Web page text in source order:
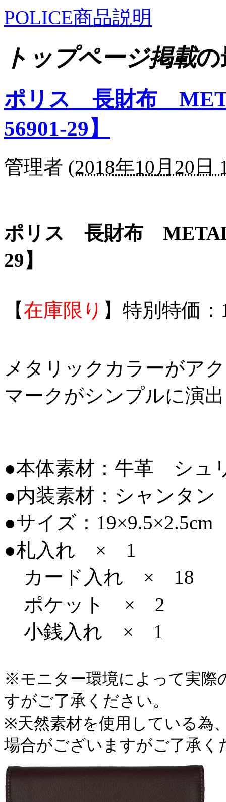
POLICE商品説明
トップページ掲載の
ポリス 長財布
56901-29】
管理者 (2018年10月20日
ポリス 長財布
29】
【在庫限り 】特別特価
メタリックカラーがア
マークがシンプルに演
●本体素材：牛革 シュ
●内装素材：シャンタン
●サイズ：19×9.5×2.5cm
●札入れ × 1
カード入れ × 18
ポケット × 2
小銭入れ × 1
※モニター環境によって実際
すがご了承ください。
※天然素材を使用している為
場合がございますがご了承く